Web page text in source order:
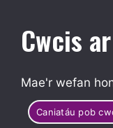
Cwcis
Mae'r wefan
Caniatáu pob